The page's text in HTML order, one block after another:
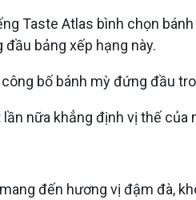
Taste Atlas bình chọn
bảng xếp hạng này.
bố bánh mỳ đứng đầu
nữa khẳng định vị thế
đến hương vị đậm đà,